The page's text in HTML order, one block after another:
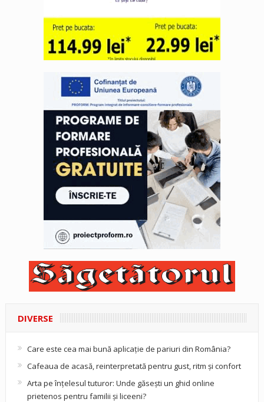
DIVERSE
Care este cea mai bună aplicație de pariuri din România?
Cafeaua de acasă, reinterpretată pentru gust, ritm și confort
Arta pe înțelesul tuturor: Unde găsești un ghid online
prietenos pentru familii și liceeni?